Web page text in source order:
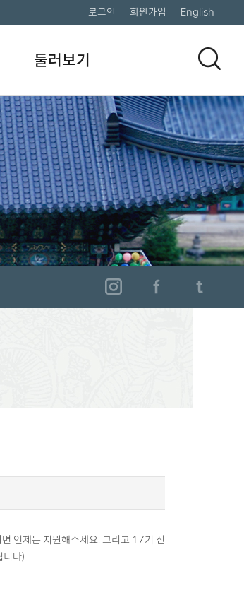
로그인 회원가입 English
둘러보기
언제든 지원해주세요. 그리고 17기 신
니다)